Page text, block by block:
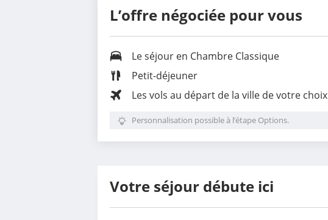
L’offre négociée pour vous
Le séjour en Chambre Classique
Petit-déjeuner
Les vols au départ de la ville de votre choix
Personnalisation possible à l’étape Options.
Votre séjour débute ici